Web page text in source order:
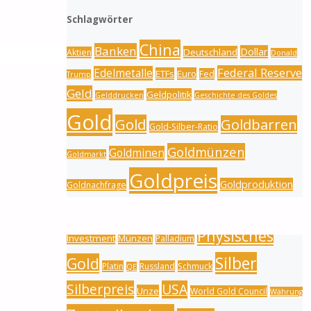
Schlagwörter
Aktien Banken China Deutschland Dollar Donald
Trump Edelmetalle ETFs Euro Fed Federal Reserve
Geld Gelddrucken Geldpolitik Geschichte des Goldes
Gold Gold Gold-Silber-Ratio Goldbarren
Goldmarkt Goldminen Goldmünzen
Goldnachfrage Goldpreis Goldproduktion
Investment Münzen Palladium Physisches
Gold Platin QE Russland Schmuck Silber
Silberpreis Unze USA World Gold Council Währung